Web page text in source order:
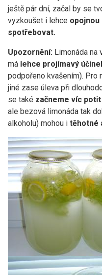
ještě pár dní, začal by se
vyzkoušet i lehce opojnou
spotřebovat.
Upozornění: Limonáda na
má lehce projímavý
podpořeno kvašením). Pro
jiné zase úleva při
se také začneme víc potit
ale bezová limonáda tak
alkoholu) mohou i těhotné